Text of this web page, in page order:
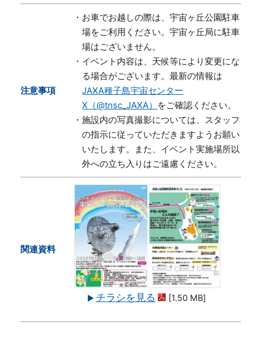
注意事項
・お車でお越しの際は、宇宙ヶ丘公園駐車
場をご利用ください。宇宙ヶ丘局に駐車
場はございません。
・イベント内容は、天候等により変更にな
る場合がございます。最新の情報は
JAXA種子島宇宙センター
X（@tnsc_JAXA） をご確認ください。
・施設内の写真撮影については、スタッフ
の指示に従っていただきますようお願い
いたします。また、イベント実施場所以
外への立ち入りはご遠慮ください。
関連資料
▶ チラシを見る [1.50 MB]